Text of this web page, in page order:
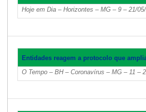
Hoje em Dia – Horizontes – MG – 9 – 21/
Entidades reagem a protocolo que
O Tempo – BH – Coronavírus – MG – 11 –